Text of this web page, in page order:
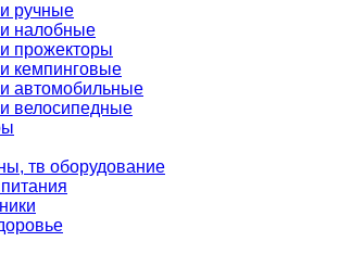
ручные
налобные
прожекторы
кемпинговые
автомобильные
велосипедные
тв оборудование